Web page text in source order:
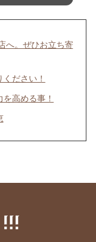
へ。ぜひお立ち寄
ださい！
高める事！
か？】ショップ
ご紹介